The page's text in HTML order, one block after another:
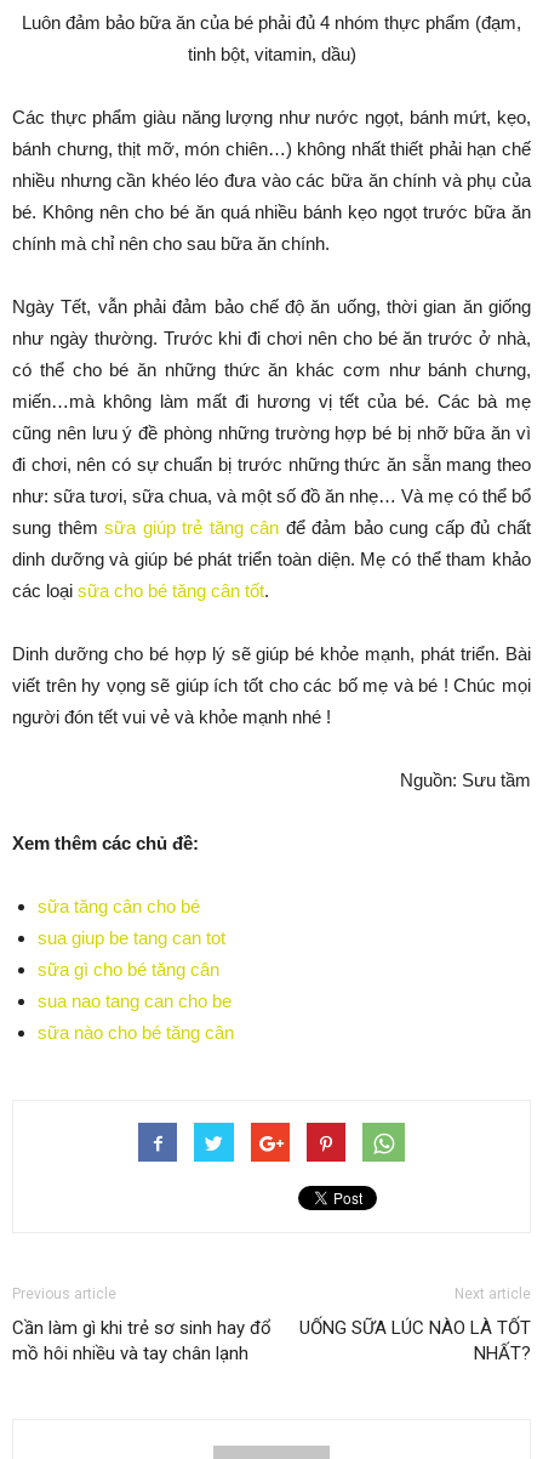
Luôn đảm bảo bữa ăn của bé phải đủ 4 nhóm thực phẩm (đạm,
tinh bột, vitamin, dầu)
Các thực phẩm giàu năng lượng như nước ngọt, bánh mứt, kẹo,
bánh chưng, thịt mỡ, món chiên…) không nhất thiết phải hạn chế
nhiều nhưng cần khéo léo đưa vào các bữa ăn chính và phụ của
bé. Không nên cho bé ăn quá nhiều bánh kẹo ngọt trước bữa ăn
chính mà chỉ nên cho sau bữa ăn chính.
Ngày Tết, vẫn phải đảm bảo chế độ ăn uống, thời gian ăn giống
như ngày thường. Trước khi đi chơi nên cho bé ăn trước ở nhà,
có thể cho bé ăn những thức ăn khác cơm như bánh chưng,
miến…mà không làm mất đi hương vị tết của bé. Các bà mẹ
cũng nên lưu ý đề phòng những trường hợp bé bị nhỡ bữa ăn vì
đi chơi, nên có sự chuẩn bị trước những thức ăn sẵn mang theo
như: sữa tươi, sữa chua, và một số đồ ăn nhẹ… Và mẹ có thể bổ
sung thêmsữa giúp trẻ tăng cân để đảm bảo cung cấp đủ chất
dinh dưỡng và giúp bé phát triển toàn diện. Mẹ có thể tham khảo
các loại sữa cho bé tăng cân tốt.
Dinh dưỡng cho bé hợp lý sẽ giúp bé khỏe mạnh, phát triển. Bài
viết trên hy vọng sẽ giúp ích tốt cho các bố mẹ và bé ! Chúc mọi
người đón tết vui vẻ và khỏe mạnh nhé !
Nguồn: Sưu tầm
Xem thêm các chủ đề:
sữa tăng cân cho bé
sua giup be tang can tot
sữa gì cho bé tăng cân
sua nao tang can cho be
sữa nào cho bé tăng cân
Previous article
Cần làm gì khi trẻ sơ sinh hay đổ
mồ hôi nhiều và tay chân lạnh
Next article
UỐNG SỮA LÚC NÀO LÀ TỐT
NHẤT?